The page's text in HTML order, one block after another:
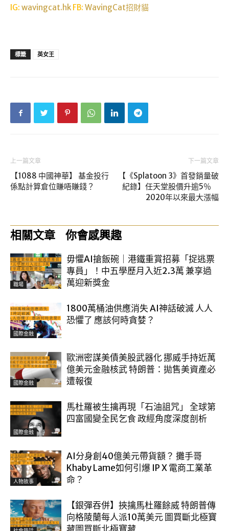
IG: wavingcat.hk FB: WavingCat招財貓
標籤 英女王
上一篇文章
【1088 中國神華】 基金投行
係點計算倉位賺唔賺錢？
下一篇文章
【《Splatoon 3》首發銷量破
紀錄】任天堂股價升逾5％
2020年以來最大漲幅
相關文章 你會感興趣
職場
毋懼AI搶飯碗｜港鐵重賞招募「捉逃票
專員」！中五學歷月入近2.3萬 兼享過
萬迎新獎金
國際金融
1800萬桶油供應消失 AI神話破滅 人人
恐懼了 應該何時貪婪？
國際金融
歐洲密謀美債美股武器化 挪威手持近萬
億美元金融核武 特朗普：拋售美資產必
遭報復
國際金融
馬杜羅被生擒再現「石油詛咒」 全球第
四富國變全民乞食 政經角度深度剖析
人物故事
AI分身創40億美元帶貨額？ 攤手哥
Khaby Lame如何引爆 IP X 電商工業革
命？
【銀彈吞併】挾擒馬杜羅餘威 特朗普傳
向格陵蘭每人派10萬美元 圖買斷北極寶